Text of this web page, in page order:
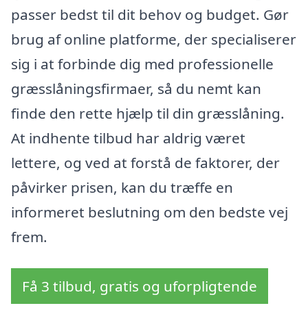
passer bedst til dit behov og budget. Gør
brug af online platforme, der specialiserer
sig i at forbinde dig med professionelle
græsslåningsfirmaer, så du nemt kan
finde den rette hjælp til din græsslåning.
At indhente tilbud har aldrig været
lettere, og ved at forstå de faktorer, der
påvirker prisen, kan du træffe en
informeret beslutning om den bedste vej
frem.
Få 3 tilbud, gratis og uforpligtende